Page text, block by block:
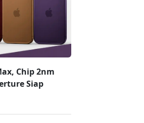
Chip 2nm
Siap